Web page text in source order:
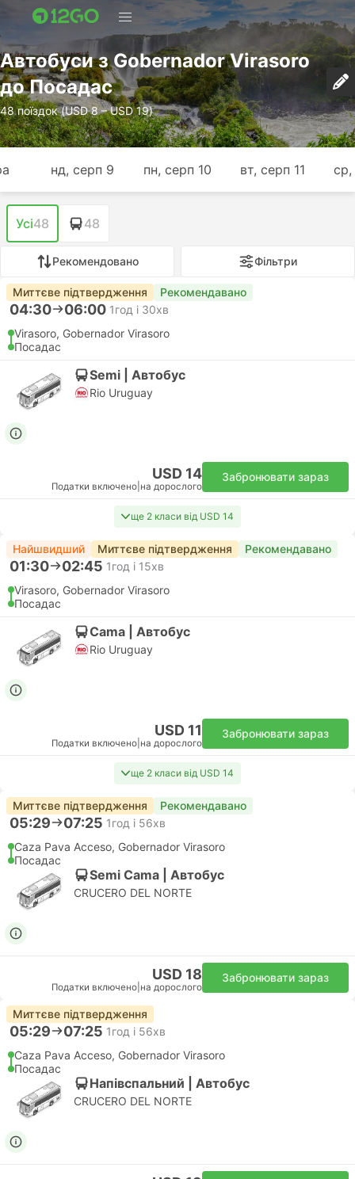
Автобуси з Gobernador Virasoro
до Посадас
48 поїздок (USD 8 – USD 19)
нд, серп 9 пн, серп 10 вт, серп 11 ср,
Усі48 48
Рекомендовано Фільтри
Миттєве підтвердження Рекомендавано
04:30 06:00 1год і 30хв
Virasoro, Gobernador Virasoro
Посадас
Semi | Автобус
Rio Uruguay
USD 14
Податки включено на дорослого
Забронювати зараз
ще 2 класи від USD 14
Найшвидший Миттєве підтвердження Рекомендавано
01:30 02:45 1год і 15хв
Virasoro, Gobernador Virasoro
Посадас
Cama | Автобус
Rio Uruguay
USD 11
Податки включено на дорослого
Забронювати зараз
ще 2 класи від USD 14
Миттєве підтвердження Рекомендавано
05:29 07:25 1год і 56хв
Caza Pava Acceso, Gobernador Virasoro
Посадас
Semi Cama | Автобус
CRUCERO DEL NORTE
USD 18
Податки включено на дорослого
Забронювати зараз
Миттєве підтвердження
05:29 07:25 1год і 56хв
Caza Pava Acceso, Gobernador Virasoro
Посадас
Напівспальний | Автобус
CRUCERO DEL NORTE